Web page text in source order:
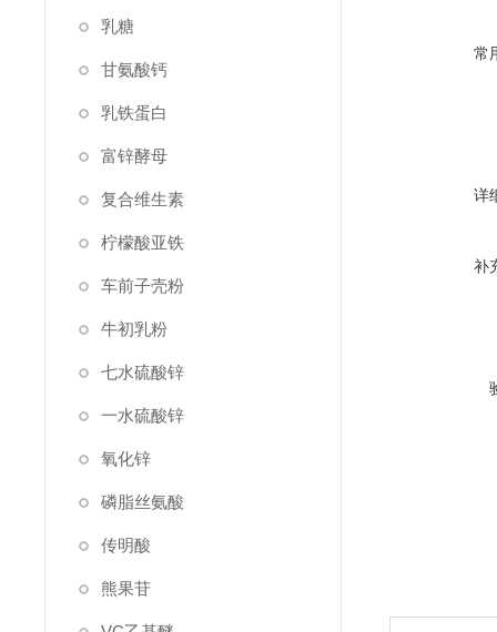
乳糖
甘氨酸钙
乳铁蛋白
富锌酵母
复合维生素
柠檬酸亚铁
车前子壳粉
牛初乳粉
七水硫酸锌
一水硫酸锌
氧化锌
磷脂丝氨酸
传明酸
熊果苷
常
详
补